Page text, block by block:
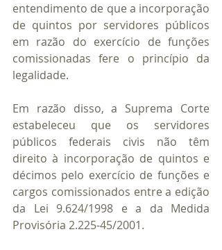
entendimento de que a incorporação
de quintos por servidores públicos
em razão do exercício de funções
comissionadas fere o princípio da
legalidade.
Em razão disso, a Suprema Corte
estabeleceu que os servidores
públicos federais civis não têm
direito à incorporação de quintos e
décimos pelo exercício de funções e
cargos comissionados entre a edição
da Lei 9.624/1998 e a da Medida
Provisória 2.225-45/2001.